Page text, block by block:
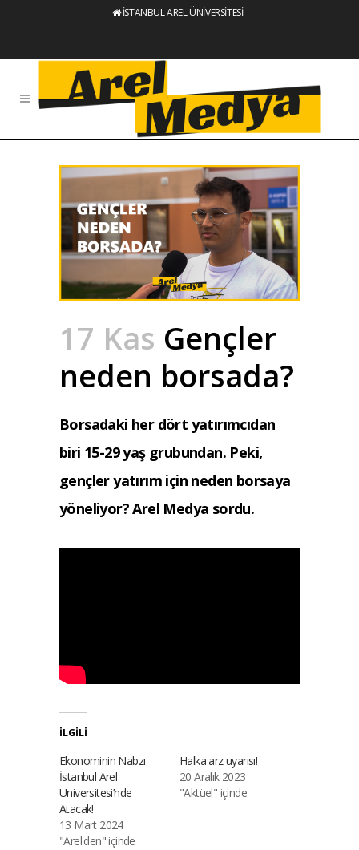
İSTANBUL AREL ÜNİVERSİTESİ
17 Kas Gençler
neden borsada?
Borsadaki her dört yatırımcıdan
biri 15-29 yaş grubundan. Peki,
gençler yatırım için neden borsaya
yöneliyor? Arel Medya sordu.
İLGILI
Ekonominin Nabzı
İstanbul Arel
Üniversitesi’nde
Atacak!
13 Mart 2024
"Arel'den" içinde
Halka arz uyarısı!
20 Aralık 2023
"Aktüel" içinde